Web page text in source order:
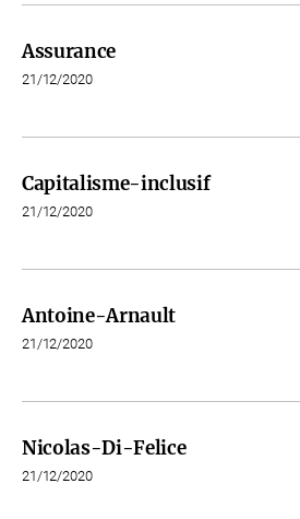
Assurance
21/12/2020
Capitalisme-inclusif
21/12/2020
Antoine-Arnault
21/12/2020
Nicolas-Di-Felice
21/12/2020